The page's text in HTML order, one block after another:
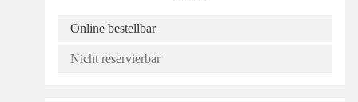
Online bestellbar
Nicht reservierbar